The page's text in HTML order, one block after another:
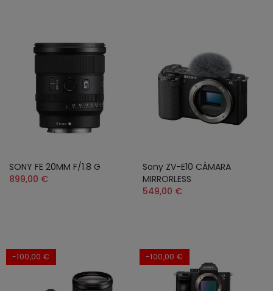
SONY FE 20MM F/1.8 G
899,00 €
Sony ZV-E10 CÁMARA
MIRRORLESS
549,00 €
-100,00 € -100,00 €